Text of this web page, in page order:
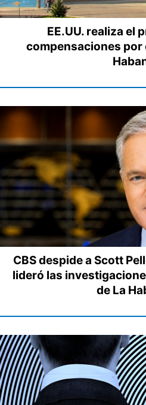
EE.UU. realiza el
compensaciones por
CBS despide a Scott
lideró las
de La